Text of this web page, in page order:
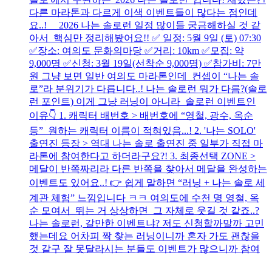
다른 마라톤과 다르게 이색 이벤트들이 많다는 점인데
요..! 2026 나는 솔로런 일정 많이들 궁금해하실 것 같
아서 핵심만 정리해봤어요!! ✅ 일정: 5월 9일 (토) 07:30
✅장소: 여의도 문화의마당 ✅거리: 10km ✅모집: 약
9,000명 ✅신청: 3월 19일(선착순 9,000명) ✅참가비: 7만
원 그냥 보면 일반 여의도 마라톤인데 컨셉이 “나는 솔
로”라 분위기가 다릅니다..! 나는 솔로런 뭐가 다름?(솔로
런 포인트) 이게 그냥 러닝이 아니라 솔로런 이벤트인
이유👇 1. 캐릭터 배번호 > 배번호에 “영철, 광수, 옥순
등” 원하는 캐릭터 이름이 적혀있음...! 2. '나는 SOLO'
출연진 등장 > 역대 나는 솔로 출연진 중 일부가 직접 마
라톤에 참여한다고 하더라구요?! 3. 최종선택 ZONE >
메달이 반쪽짜리라 다른 반쪽을 찾아서 메달을 완성하는
이벤트도 있어요..! 👉 쉽게 말하면 “러닝 + 나는 솔로 세
계관 체험” 느낌입니다 ㅋㅋ 여의도에 수천 명 영철, 옥
순 모여서 뛰는 거 상상하면 그 자체로 웃길 것 같죠..?
나는 솔로런, 갈만한 이벤트냐? 저도 신청할까말까 고민
했는데요 어차피 짝 찾는 러닝이니까 혼자 가도 괜찮을
것 같구 잘 못달라시는 분들도 이벤트가 많으니까 참여